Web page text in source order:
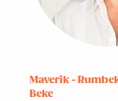
Maverik -
Beke